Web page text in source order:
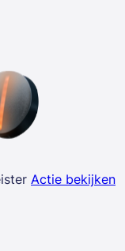
Actie bekijken